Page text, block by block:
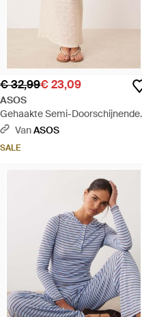
€ 32,99€ 23,09
ASOS
Gehaakte Semi-Doorschijnende
Maxirok Van Co-Ord Set Met Lage
VanASOS
SALE